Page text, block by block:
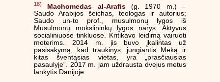
18) Machomedas al-Arafis(g. 1970 m.) –
Saudo Arabijos šeichas, teologas ir autorius;
Saudo un-to prof., musulmonų lygos iš
Musulmonų mokslininkų lygos narys. Aktyvus
socialiniuose tinkluose. Kritikavo leidimą vairuoti
moterims. 2014 m. jis buvo įkalintas už
pasisakymą, kad traukinys, jungiantis Meką ir
kitas šventąsias vietas, yra „prasčiausias
pasaulyje“. 2017 m. jam uždrausta dvejus metus
lankytis Danijoje.